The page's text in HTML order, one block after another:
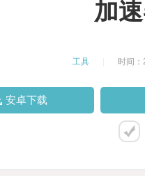
加
工具 时间
安卓下载